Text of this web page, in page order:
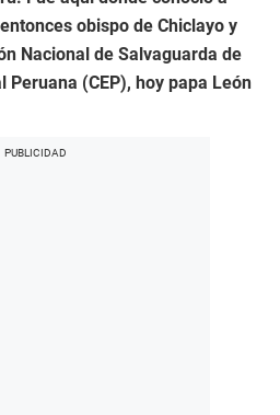
obispo de Chiclayo y
Nacional de Salvaguarda de
Peruana (CEP), hoy papa León